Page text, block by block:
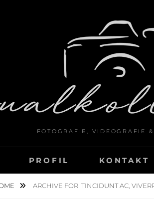
FOTOGRAFIE, VIDEOGRAFIE
PROFIL KONTAKT
ARCHIVE FOR TINCIDUNT AC,